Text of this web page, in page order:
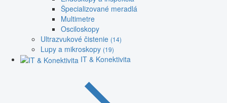
Špecializované meradlá
Multimetre
Osciloskopy
Ultrazvukové čistenie (14)
Lupy a mikroskopy (19)
IT & Konektivita